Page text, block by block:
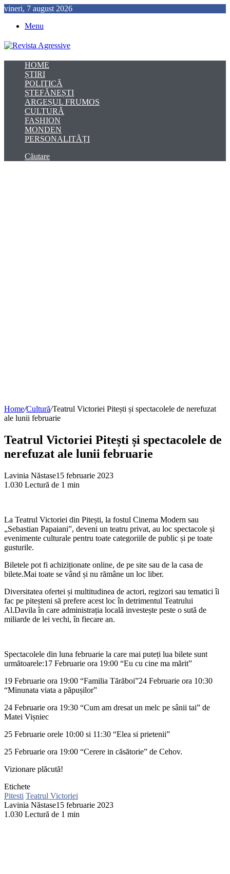
vineri, 7 august 2026
Menu
HOME
ȘTIRI
POLITICĂ
ȘTEFĂNEȘTI
ARGEȘUL FRUMOS
CULTURĂ
FASHION
MONDEN
PERSONALITĂȚI
Căutare
Home/Cultură/Teatrul Victoriei Pitești și spectacolele de nerefuzat
ale lunii februarie
Teatrul Victoriei Pitești și spectacolele de
nerefuzat ale lunii februarie
Lavinia Năstase15 februarie 2023
1.030 Lectură de 1 min
La Teatrul Victoriei din Pitești, la fostul Cinema Modern sau
„Sebastian Papaiani”, deveni un teatru privat, au loc spectacole și
evenimente culturale pentru toate categoriile de public și pe toate
gusturile.
Biletele pot fi achiziționate online, de pe site sau de la casa de
bilete.Mai toate se vând și nu rămâne un loc liber.
Diversitatea ofertei și multitudinea de actori, regizori sau tematici îi
fac pe piteșteni să prefere acest loc în detrimentul Teatrului
Al.Davila în care administrația locală investește peste o sută de
miliarde de lei vechi, în fiecare an.
Spectacolele din luna februarie la care mai puteți lua bilete sunt
următoarele:17 Februarie ora 19:00 “Eu cu cine ma mărit”
19 Februarie ora 19:00 “Familia Tărăboi”24 Februarie ora 10:30
“Minunata viata a păpușilor”
24 Februarie ora 19:30 “Cum am dresat un melc pe sânii tai” de
Matei Vișniec
25 Februarie orele 10:00 si 11:30 “Elea si prietenii”
25 Februarie ora 19:00 “Cerere in căsătorie” de Cehov.
Vizionare plăcută!
Etichete
Pitesti Teatrul Victoriei
Lavinia Năstase15 februarie 2023
1.030 Lectură de 1 min